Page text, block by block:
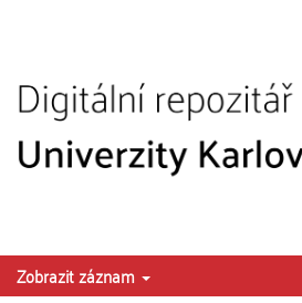
Zobrazit záznam